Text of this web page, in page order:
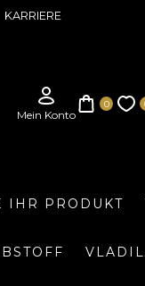
KARRIERE
IHR PRODUKT